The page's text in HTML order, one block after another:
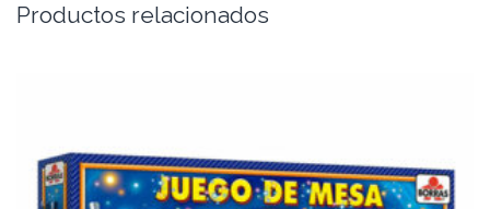
Productos relacionados